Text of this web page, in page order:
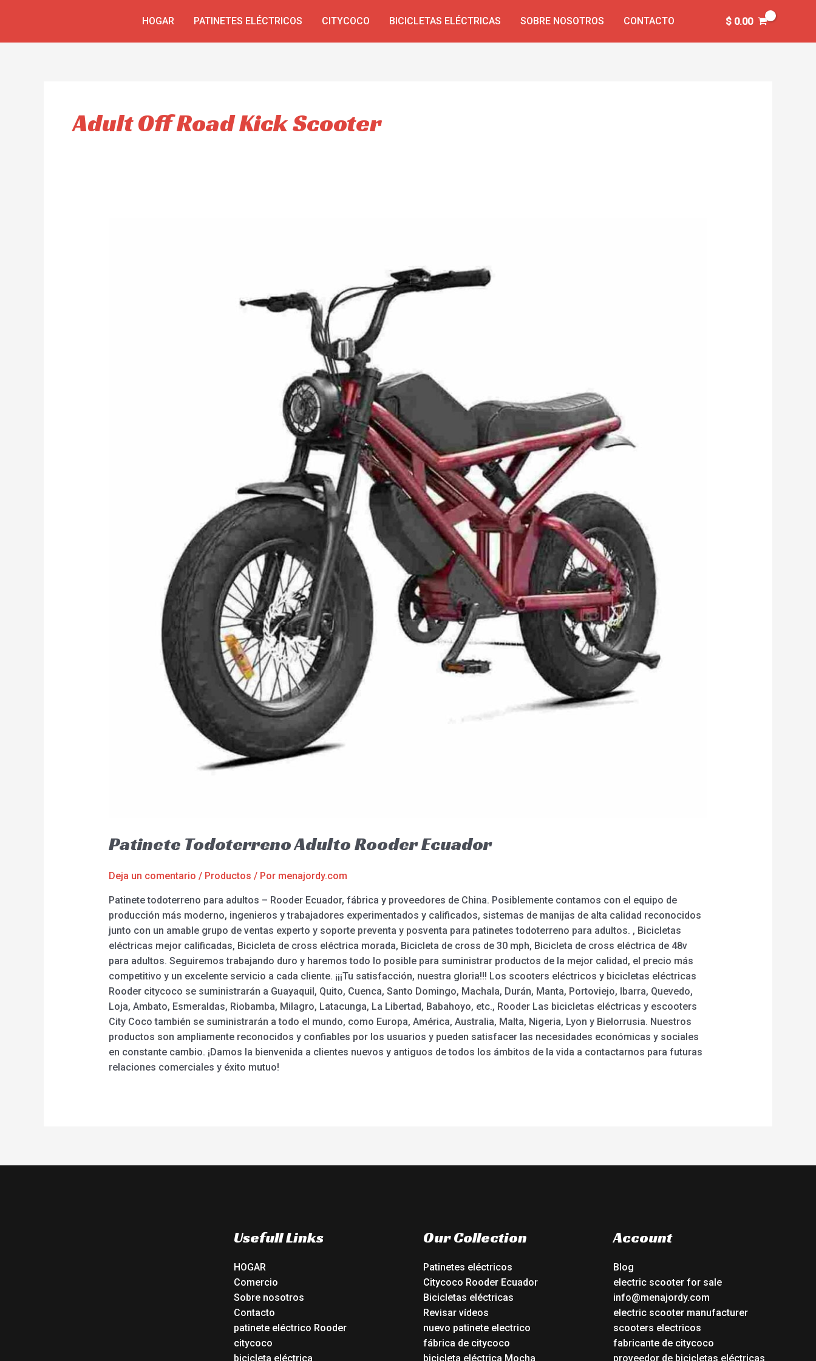
HOGAR PATINETES ELÉCTRICOS CITYCOCO BICICLETAS ELÉCTRICAS SOBRE NOSOTROS CONTACTO $0.00
Adult Off Road Kick Scooter
Patinete Todoterreno Adulto Rooder Ecuador
Deja un comentario / Productos / Por menajordy.com
Patinete todoterreno para adultos – Rooder Ecuador, fábrica y proveedores de China. Posiblemente contamos con el equipo de
producción más moderno, ingenieros y trabajadores experimentados y calificados, sistemas de manijas de alta calidad reconocidos
junto con un amable grupo de ventas experto y soporte preventa y posventa para patinetes todoterreno para adultos. , Bicicletas
eléctricas mejor calificadas, Bicicleta de cross eléctrica morada, Bicicleta de cross de 30 mph, Bicicleta de cross eléctrica de 48v
para adultos. Seguiremos trabajando duro y haremos todo lo posible para suministrar productos de la mejor calidad, el precio más
competitivo y un excelente servicio a cada cliente. ¡¡¡Tu satisfacción, nuestra gloria!!! Los scooters eléctricos y bicicletas eléctricas
Rooder citycoco se suministrarán a Guayaquil, Quito, Cuenca, Santo Domingo, Machala, Durán, Manta, Portoviejo, Ibarra, Quevedo,
Loja, Ambato, Esmeraldas, Riobamba, Milagro, Latacunga, La Libertad, Babahoyo, etc., Rooder Las bicicletas eléctricas y escooters
City Coco también se suministrarán a todo el mundo, como Europa, América, Australia, Malta, Nigeria, Lyon y Bielorrusia. Nuestros
productos son ampliamente reconocidos y confiables por los usuarios y pueden satisfacer las necesidades económicas y sociales
en constante cambio. ¡Damos la bienvenida a clientes nuevos y antiguos de todos los ámbitos de la vida a contactarnos para futuras
relaciones comerciales y éxito mutuo!
Usefull Links
HOGAR
Comercio
Sobre nosotros
Contacto
patinete eléctrico Rooder
citycoco
bicicleta eléctrica
Our Collection
Patinetes eléctricos
Citycoco Rooder Ecuador
Bicicletas eléctricas
Revisar vídeos
nuevo patinete electrico
fábrica de citycoco
bicicleta eléctrica Mocha
Account
Blog
electric scooter for sale
info@menajordy.com
electric scooter manufacturer
scooters electricos
fabricante de citycoco
proveedor de bicicletas eléctricas